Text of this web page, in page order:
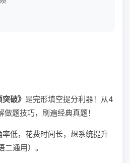
破》 是完形填空提分利器！从4
题技巧，刷遍经典真题！
低，花费时间长，想系统提升
通用）。